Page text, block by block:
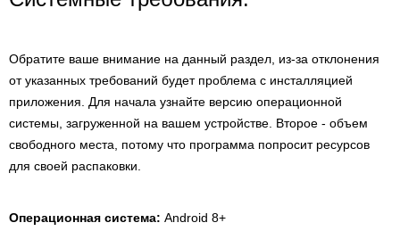
Обратите ваше внимание на данный раздел, из-за отклонения
от указанных требований будет проблема с инсталляцией
приложения. Для начала узнайте версию операционной
системы, загруженной на вашем устройстве. Второе - объем
свободного места, потому что программа попросит ресурсов
для своей распаковки.
Операционная система: Android 8+